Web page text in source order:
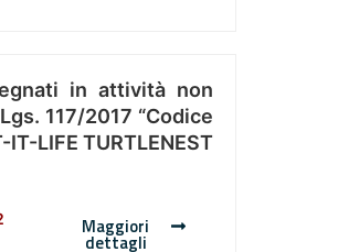
in attività non
117/2017 “Codice
LIFE TURTLENEST
Maggiori
dettagli